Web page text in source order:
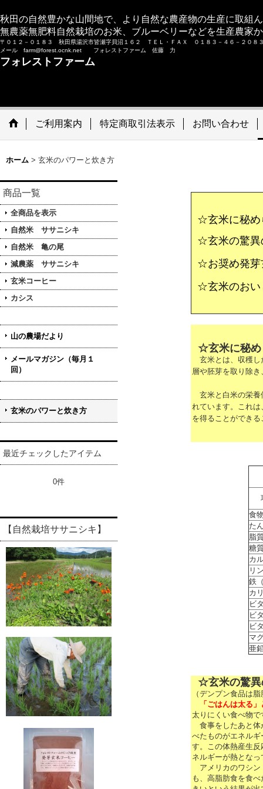
秋田の自然豊かな山間地で、より自然な農産物の生産に取組
無農薬無肥料自然栽培のお米、ブルーベリーなどを生産農家
〒０１２－０１８３ 秋田県湯沢市皆瀬字貝沼１６２ ＴＥＬ・ＦＡＸ ０１８３－４６－２０
メール farm@forest.ocnk.net フォレストファーム 佐藤 力
フォレストファーム
ご利用案内 特定商取引法表示 お問い合わせ
ホーム > 玄米のパワーと炊き方
商品一覧
全商品を表示
自然米 ササニシキ
自然米 亀の尾
減農薬 ササニシキ
玄米コーヒー
カシス
山の農場だより
メールマガジン（毎月１
回）
玄米のパワーと炊き方
最近チェックしたアイテム
0件
【自然栽培ササニシキ】
☆玄米に秘め
☆玄米の驚異
☆お奨め発芽
☆玄米のおい
☆玄米に秘め
玄米とは、収穫し
層や胚芽を取り除
玄米と白米の栄養
れています。これ
を得ることができ
食
た
脂
糖
カ
リ
鉄
カ
ビ
ビ
ビ
マ
亜
☆玄米の驚異
（デンプン食品は
「ごはんは太る
太りにくい食べ物
食事をしたあと体
べたものがエネル
す。この体熱産生
ネルギーが熱とな
アメリカのワシン
も、高脂肪食を食